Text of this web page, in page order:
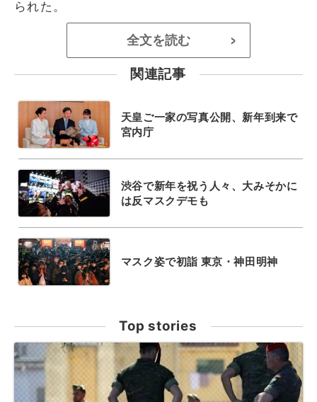
られた。
全文を読む >
関連記事
天皇ご一家の写真公開、新年到来で
宮内庁
渋谷で新年を祝う人々、大みそかに
は反マスクデモも
マスク姿で初詣 東京・神田明神
Top stories